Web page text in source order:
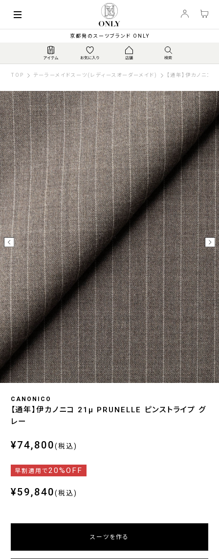
京都発のスーツブランド ONLY
TOP テーラーメイドスーツ(レディースオーダーメイド) 【通年】伊カノニ
CANONICO
【通年】伊カノニコ 21μ PRUNELLE ピンストライプ グ
レー
¥74,800(税込)
早割適用で20%OFF
¥59,840(税込)
スーツを作る